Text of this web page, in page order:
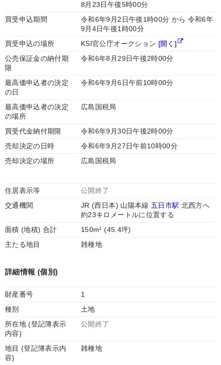
8月23日午後5時00分
買受申込期間
令和6年9月2日午後1時00分 から 令和6年
9月4日午後1時00分
買受申込の場所
KSI官公庁オークション [開く]
公売保証金の納付期
限
令和6年8月29日午後2時00分
最高価申込者の決定
の日
令和6年9月6日午前10時00分
最高価申込者の決定
の場所
広島国税局
買受代金納付期限
令和6年9月30日午後2時00分
売却決定の日時
令和6年9月27日午前10時00分
売却決定の場所
広島国税局
住居表示等
公開終了
交通機関
JR (西日本) 山陽本線 五日市駅 北西方へ
約23キロメートルに位置する
面積 (地積) 合計
150m² (45.4坪)
主たる地目
雑種地
詳細情報 (個別)
財産番号
1
種別
土地
所在地 (登記簿表示
内容)
公開終了
地目 (登記簿表示内
容)
雑種地